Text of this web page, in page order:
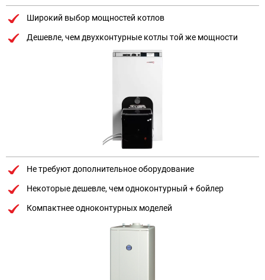
Широкий выбор мощностей котлов
Дешевле, чем двухконтурные котлы той же мощности
Не требуют дополнительное оборудование
Некоторые дешевле, чем одноконтурный + бойлер
Компактнее одноконтурных моделей